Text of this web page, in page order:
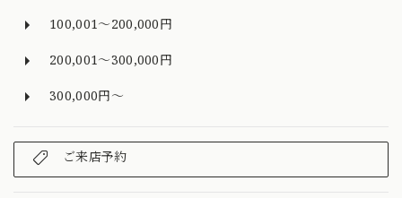
100,001～200,000円
200,001～300,000円
300,000円～
ご来店予約